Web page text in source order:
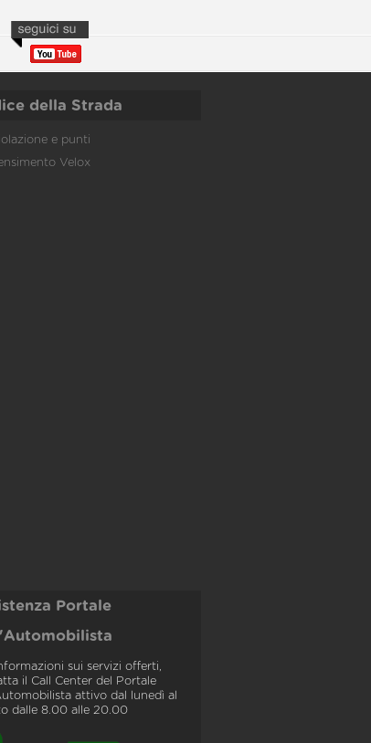
della Strada
e punti
Velox
Portale
sui servizi offerti,
il Call Center del Portale
attivo dal lunedì al
dalle 8.00 alle 20.00